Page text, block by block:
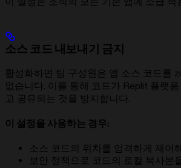
소스 코드 내보내기 금지
활성화하면 팀 구성원은 앱 소스 코드를
없습니다. 이를 통해 코드가 Replit 플랫폼
고 공유되는 것을 방지합니다.
이 설정을 사용하는 경우:
소스 코드의 위치를 엄격하게 제어
보안 정책으로 코드의 로컬 복사본